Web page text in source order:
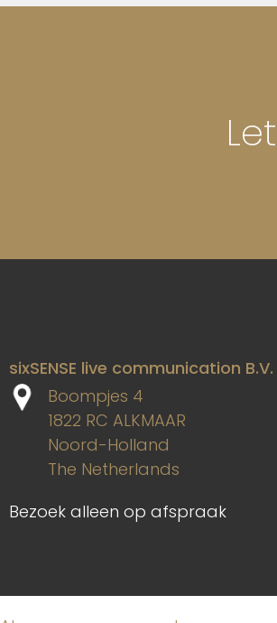
sixSENSE live communication B.V.
Boompjes 4
1822 RC ALKMAAR
Noord-Holland
The Netherlands
Bezoek alleen op afspraak